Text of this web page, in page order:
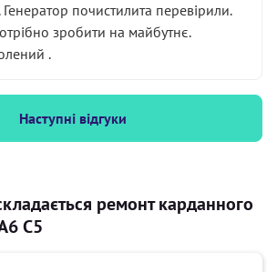
почистилита перевірили.
зробити на майбутнє.
.
Наступні відгуки
ремонт карданного
С5